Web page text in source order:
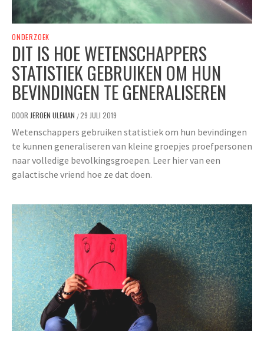
ONDERZOEK
DIT IS HOE WETENSCHAPPERS
STATISTIEK GEBRUIKEN OM HUN
BEVINDINGEN TE GENERALISEREN
DOOR JEROEN ULEMAN /29 JULI 2019
Wetenschappers gebruiken statistiek om hun bevindingen
te kunnen generaliseren van kleine groepjes proefpersonen
naar volledige bevolkingsgroepen. Leer hier van een
galactische vriend hoe ze dat doen.